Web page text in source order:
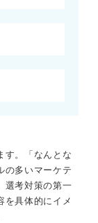
す。「なんとな
の多いマーケテ
選考対策の第一
を具体的にイメ